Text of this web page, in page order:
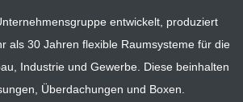
entwickelt, produziert
als 30 Jahren flexible Raumsysteme für die
Industrie und Gewerbe. Diese beinhalten
Überdachungen und Boxen.